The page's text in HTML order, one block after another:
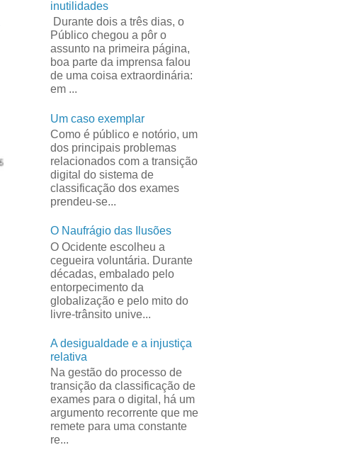
inutilidades
Durante dois a três dias, o
Público chegou a pôr o
assunto na primeira página,
boa parte da imprensa falou
de uma coisa extraordinária:
em ...
Um caso exemplar
Como é público e notório, um
dos principais problemas
relacionados com a transição
digital do sistema de
classificação dos exames
prendeu-se...
O Naufrágio das Ilusões
O Ocidente escolheu a
cegueira voluntária. Durante
décadas, embalado pelo
entorpecimento da
globalização e pelo mito do
livre-trânsito unive...
A desigualdade e a injustiça
relativa
Na gestão do processo de
transição da classificação de
exames para o digital, há um
argumento recorrente que me
remete para uma constante
re...